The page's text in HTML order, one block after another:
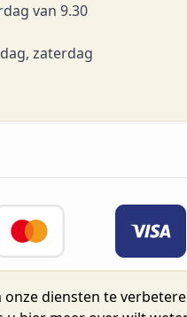
diensten te
van 9.30
zaterdag